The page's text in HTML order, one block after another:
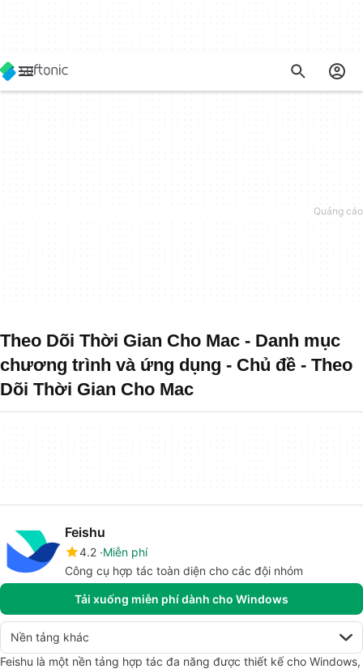
Theo Dõi Thời Gian Cho Mac - Danh mục
chương trình và ứng dụng - Chủ đề - Theo
Dõi Thời Gian Cho Mac
Feishu
4.2 Miễn phí
Công cụ hợp tác toàn diện cho các đội nhóm
Tải xuống miễn phí dành cho Windows
Nền tảng khác
Feishu là một nền tảng hợp tác đa năng được thiết kế cho Windows,